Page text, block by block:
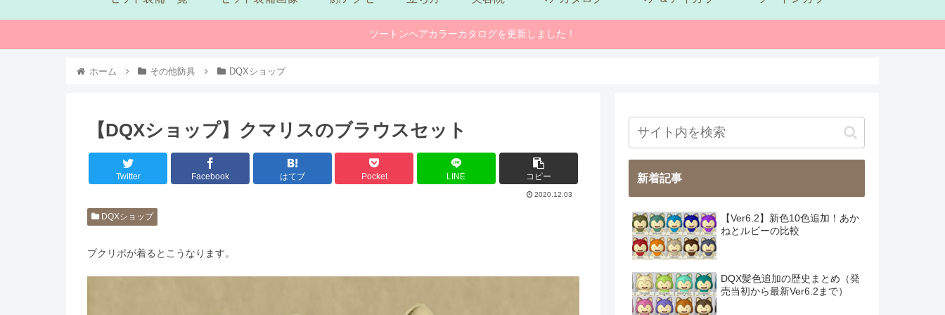
ツートンヘアカラーカタログを更新しました！
ホーム その他防具 DQXショップ
【DQXショップ】クマリスのブラウスセット
Twitter Facebook はてブ Pocket LINE コピー
2020.12.03
DQXショップ
プクリポが着るとこうなります。
新着記事
【Ver6.2】新色10色追加！あか
ねとルビーの比較
DQX髪色追加の歴史まとめ（発
売当初から最新Ver6.2まで）